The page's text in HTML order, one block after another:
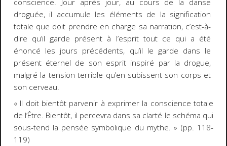
conscience. Jour après jour, au cours de la danse
droguée, il accumule les éléments de la signification
totale que doit prendre en charge sa narration, c’est-à-
dire qu’il garde présent à l’esprit tout ce qui a été
énoncé les jours précédents, qu’il le garde dans le
présent éternel de son esprit inspiré par la drogue,
malgré la tension terrible qu’en subissent son corps et
son cerveau.
« Il doit bientôt parvenir à exprimer la conscience totale
de l’Être. Bientôt, il percevra dans sa clarté le schéma qui
sous-tend la pensée symbolique du mythe. » (pp. 118-
119)